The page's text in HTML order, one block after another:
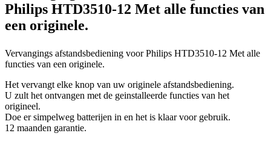
Philips HTD3510-12 Met alle functies van
een originele.
Vervangings afstandsbediening voorPhilips HTD3510-12 Met alle
functies van een originele.
Het vervangt elke knop van uw originele afstandsbediening.
U zult het ontvangen met de geinstalleerde functies van het
origineel.
Doe er simpelweg batterijen in en het is klaar voor gebruik.
12 maanden garantie.